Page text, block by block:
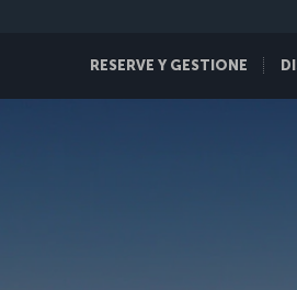
RESERVE Y GESTIONE